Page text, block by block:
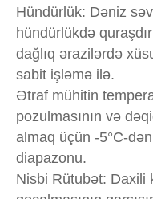
Hündürlük: Dəniz
hündürlükdə
dağlıq ərazilərdə
sabit işləmə ilə.
Ətraf mühitin
pozulmasının və
almaq üçün -5°C-
diapazonu.
Nisbi Rütubət: Daxili